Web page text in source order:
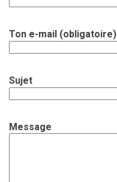
Ton e-mail (obligatoire)
Sujet
Message